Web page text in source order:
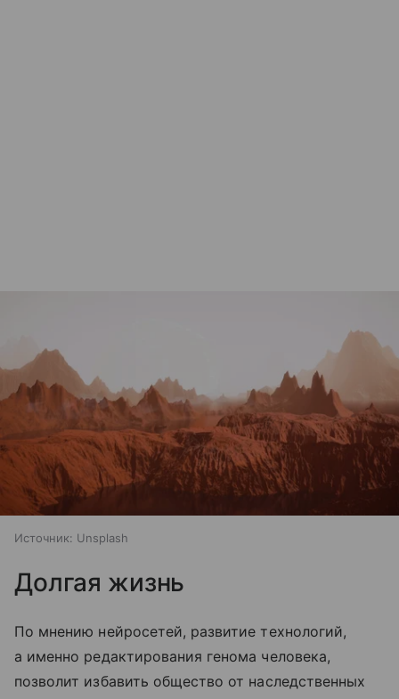
Источник: Unsplash
Долгая жизнь
По мнению нейросетей, развитие технологий,
а именно редактирования генома человека,
позволит избавить общество от наследственных